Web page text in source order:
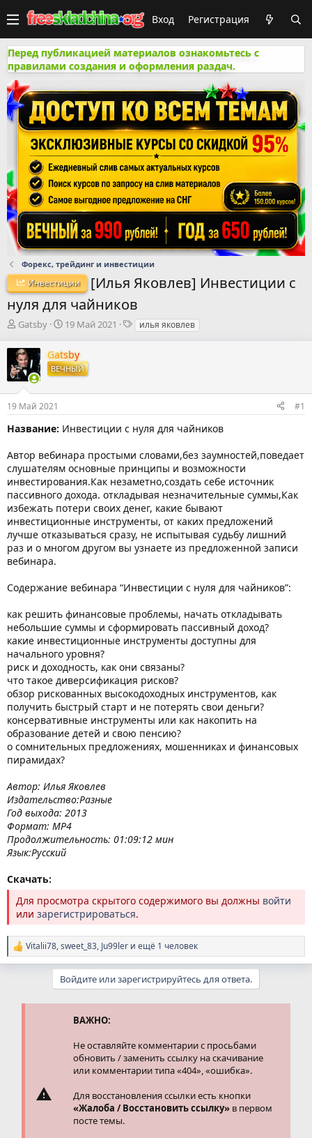
Вход Регистрация
Перед публикацией материалов ознакомьтесь с
правилами создания и оформления раздач.
Форекс, трейдинг и инвестиции
Инвестиции
[Илья Яковлев] Инвестиции с
нуля для чайников
А
т
о
р
м
ы
Gatsby
Д
т
а
н
а
л
а
19 Май 2021
Тилья яковлев
Gatsby
ВЕЧНЫЙ
19 Май 2021 #1
Название: Инвестиции с нуля для чайников
Автор вебинара простыми словами,без заумностей,поведает
слушателям основные принципы и возможности
инвестирования.Как незаметно,создать себе источник
пассивного дохода. откладывая незначительные суммы,Как
избежать потери своих денег, какие бывают
инвестиционные инструменты, от каких предложений
лучше отказываться сразу, не испытывая судьбу лишний
раз и о многом другом вы узнаете из предложенной записи
вебинара.
Содержание вебинара “Инвестиции с нуля для чайников”:
как решить финансовые проблемы, начать откладывать
небольшие суммы и сформировать пассивный доход?
какие инвестиционные инструменты доступны для
начального уровня?
риск и доходность, как они связаны?
что такое диверсификация рисков?
обзор рискованных высокодоходных инструментов, как
получить быстрый старт и не потерять свои деньги?
консервативные инструменты или как накопить на
образование детей и свою пенсию?
о сомнительных предложениях, мошенниках и финансовых
пирамидах?
Автор: Илья Яковлев
Издательство:Разные
Год выхода: 2013
Формат: MP4
Продолжительность: 01:09:12 мин
Язык:Русский
Скачать:
Для просмотра скрытого содержимого вы должны войти
или зарегистрироваться.
Р
е
Vitalii78,sweet_83, Ju99ler и ещё 1 человек
Войдите или зарегистрируйтесь для ответа.
ВАЖНО:
Не оставляйте комментарии с просьбами
обновить / заменить ссылку на скачивание
или комментарии типа «404», «ошибка».
Для восстановления ссылки есть кнопки
«Жалоба / Восстановить ссылку» в первом
посте темы.